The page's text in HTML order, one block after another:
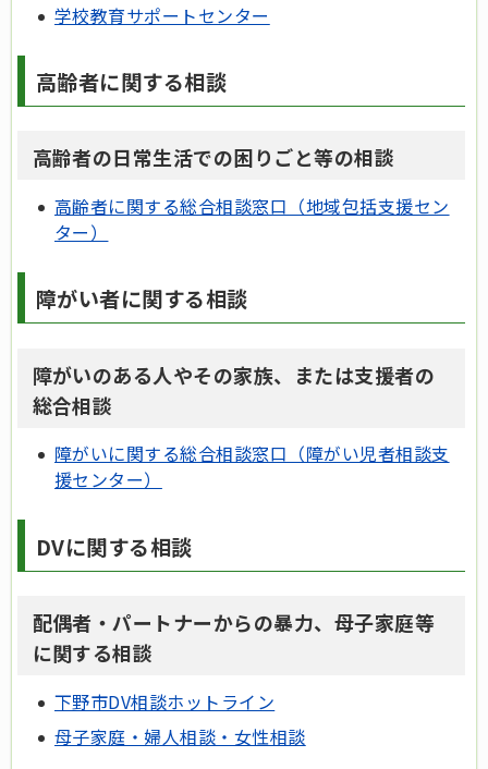
学校教育サポートセンター
高齢者に関する相談
高齢者の日常生活での困りごと等の相談
高齢者に関する総合相談窓口（地域包括支援セン
ター）
障がい者に関する相談
障がいのある人やその家族、または支援者の
総合相談
障がいに関する総合相談窓口（障がい児者相談支
援センター）
DVに関する相談
配偶者・パートナーからの暴力、母子家庭等
に関する相談
下野市DV相談ホットライン
母子家庭・婦人相談・女性相談